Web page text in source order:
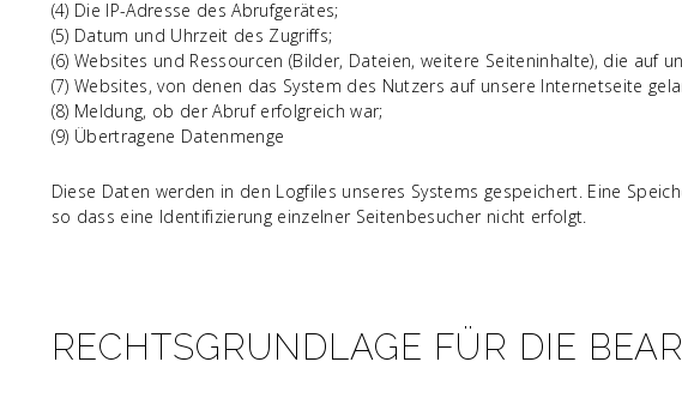
(4) Die IP-Adresse des Abrufgerätes;
(5) Datum und Uhrzeit des Zugriffs;
(6) Websites und Ressourcen (Bilder, Dateien, weitere Seiteninhalte), die auf
(7) Websites, von denen das System des Nutzers auf unsere Internetseite
(8) Meldung, ob der Abruf erfolgreich war;
(9) Übertragene Datenmenge
Diese Daten werden in den Logfiles unseres Systems gespeichert. Eine
so dass eine Identifizierung einzelner Seitenbesucher nicht erfolgt.
RECHTSGRUNDLAGE FÜR DIE